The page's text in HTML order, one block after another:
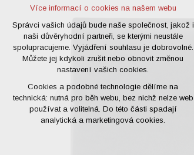
analytická pro anonymizované
vyhodnocení návštěvnosti
marketingová cookies (Google)
Více informací o cookies na našem webu
Přijmout všechny cookies
Odmítnout vše
Více informací o cookies na našem webu
Správci vašich údajů bude naše společnost, jakož i
naši důvěryhodní partneři, se kterými neustále
spolupracujeme. Vyjádření souhlasu je dobrovolné.
Můžete jej kdykoli zrušit nebo obnovit změnou
nastavení vašich cookies.
Cookies a podobné technologie dělíme na
technická: nutná pro běh webu, bez nichž nelze web
používat a volitelná. Do této části spadají
analytická a marketingová cookies.